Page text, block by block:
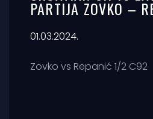
PARTIJA ZOVKO –
01.03.2024.
Zovko vs Repanić 1/2 C92